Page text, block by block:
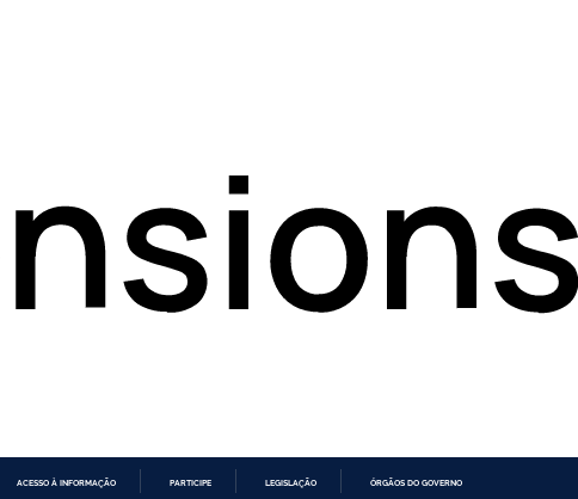
ACESSO À INFORMAÇÃO PARTICIPE LEGISLAÇÃO ÓRGÃOS DO GOVERNO